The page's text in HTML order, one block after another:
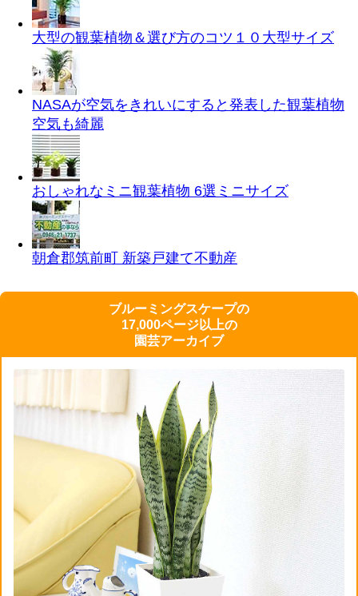
大型の観葉植物＆選び方のコツ１０ 大型サイズ
NASAが空気をきれいにすると発表した観葉植物
空気も綺麗
おしゃれなミニ観葉植物 6選 ミニサイズ
朝倉郡筑前町 新築戸建て不動産
ブルーミングスケープの
17,000ページ以上の
園芸アーカイブ